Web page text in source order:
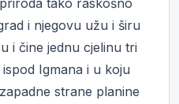
i njegovu užu i širu
i čine jednu cjelinu tri
Igmana i u koju
strane planine